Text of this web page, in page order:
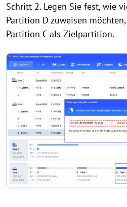
Schritt 2. Legen Sie fest, wie
Partition D zuweisen
Partition C als Zielpartition.